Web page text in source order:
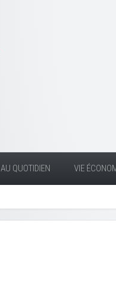
AU QUOTIDIEN VIE